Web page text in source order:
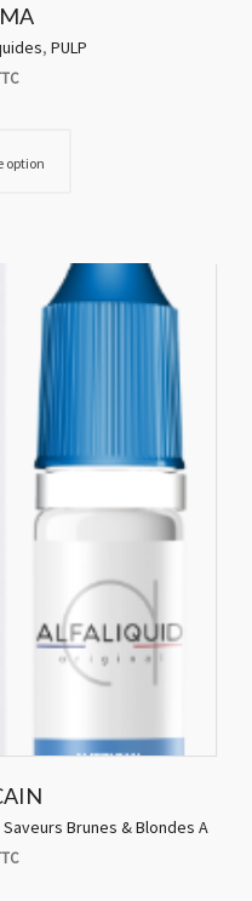
, PULP
option
Saveurs Brunes & Blondes A